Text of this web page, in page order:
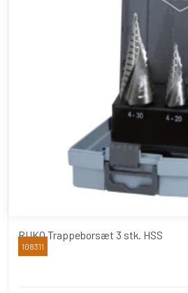
RUKO Trappeborsæt 3 stk. HSS
RUKO
108311